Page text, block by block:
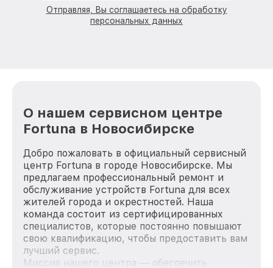
Отправляя, Вы соглашаетесь на обработку
персональных данных
О нашем сервисном центре
Fortuna в Новосибирске
Добро пожаловать в официальный сервисный
центр Fortuna в городе Новосибирске. Мы
предлагаем профессиональный ремонт и
обслуживание устройств Fortuna для всех
жителей города и окрестностей. Наша
команда состоит из сертифицированных
специалистов, которые постоянно повышают
свою квалификацию, чтобы предоставить вам
лучший сервис.
Миссия нашего центра — обеспечить